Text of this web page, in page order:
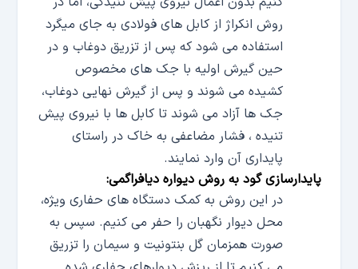
روش انکراژ از کابل های فولادی به جای میگرد
استفاده می شود که پس از تزریق دوغاب و در
حین گیرش اولیه با جک های مخصوص
کشیده می شوند و پس از گیرش نهایی دوغاب،
جک ها آزاد می شوند تا کابل ها با نیروی پیش
تنیده ، فشار مضاعفی به خاک در راستای
پایداری آن وارد نمایند.
پایدارسازی گود به روش دیواره دیافراگمی:
در این روش به کمک دستگاه های حفاری ویژه،
محل دیوار نگهبان را حفر می کنیم. سپس به
صورت همزمان گل بنتونیت و سیمان را تزریق